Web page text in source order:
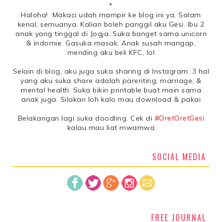
*
Haloha! Makaci udah mampir ke blog ini ya. Salam
kenal, semuanya. Kalian boleh panggil aku Gesi. Ibu 2
anak yang tinggal di Jogja. Suka banget sama unicorn
& indomie. Gasuka masak. Anak susah mangap,
mending aku beli KFC, lol
Selain di blog, aku juga suka sharing di Instagram. 3 hal
yang aku suka share adalah parenting, marriage, &
mental health. Suka bikin printable buat main sama
anak juga. Silakan loh kalo mau download & pakai
Belakangan lagi suka doodling. Cek di #OretOretGesi
kalau mau liat mwamwa
SOCIAL MEDIA
FREE JOURNAL